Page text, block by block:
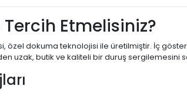
Etmelisiniz?
özel dokuma teknolojisi ile üretilmiştir. İç
uzak, butik ve kaliteli bir duruş sergilemesini